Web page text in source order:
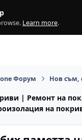
Learn more.
Форум Нов съм,
| Ремонт на
на